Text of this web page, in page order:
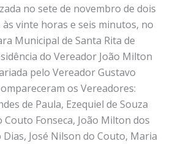
no sete de novembro de dois
às vinte horas e seis minutos, no
Municipal de Santa Rita de
do Vereador João Milton
pelo Vereador Gustavo
os Vereadores:
de Paula, Ezequiel de Souza
Fonseca, João Milton dos
Dias, José Nilson do Couto, Maria